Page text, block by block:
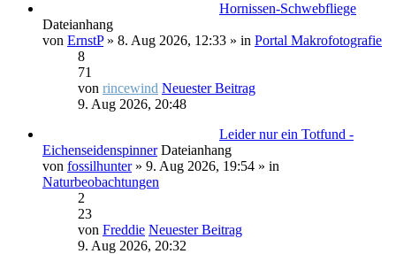
Hornissen-Schwebfliege
Dateianhang
von ErnstP» 8. Aug 2026, 12:33 » in Portal Makrofotografie
8
71
von rincewind Neuester Beitrag
9. Aug 2026, 20:48
Leider nur ein Totfund -
Eichenseidenspinner Dateianhang
von fossilhunter» 9. Aug 2026, 19:54 » in
Naturbeobachtungen
2
23
von Freddie Neuester Beitrag
9. Aug 2026, 20:32